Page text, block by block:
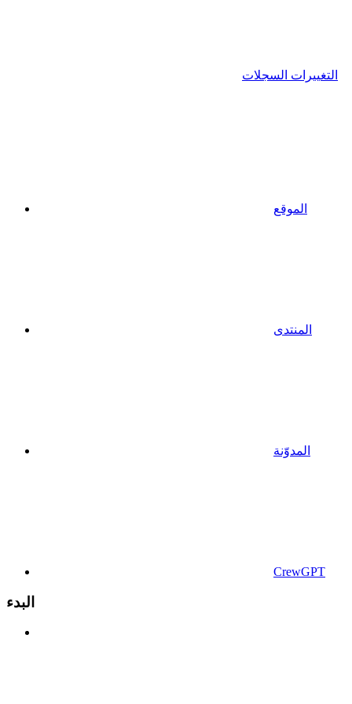
التغييرات السجلات
الموقع
المنتدى
المدوّنة
CrewGPT
البدء